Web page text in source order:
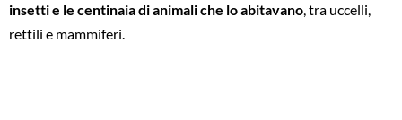
insetti e le centinaia di animali che lo abitavano, tra uccelli,
rettili e mammiferi.